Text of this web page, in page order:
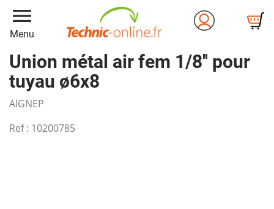
menu
Menu
Union métal air fem 1/8'' pour
tuyau ø6x8
AIGNEP
Ref : 10200785